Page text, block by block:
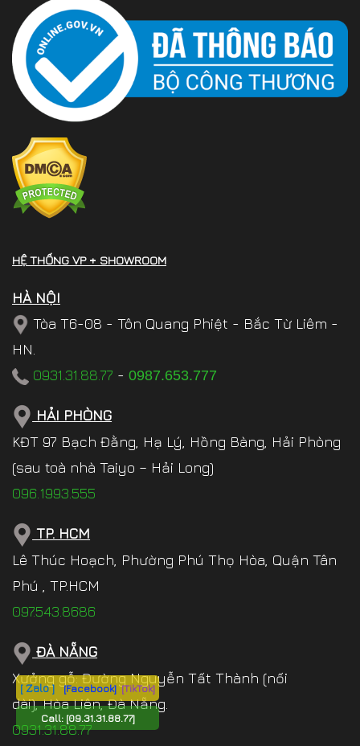
[ Zalo ] [Facebook] [TikTok]
Call: [09.31.31.88.77]
HỆ THỐNG VP + SHOWROOM
HÀ NỘI
Tòa T6-08 - Tôn Quang Phiệt - Bắc Từ Liêm -
HN.
0931.31.88.77 - 0987.653.777
HẢI PHÒNG
KĐT 97 Bạch Đằng, Hạ Lý, Hồng Bàng, Hải Phòng
(sau toà nhà Taiyo – Hải Long)
096.1993.555
TP. HCM
Lê Thúc Hoạch, Phường Phú Thọ Hòa, Quận Tân
Phú , TP.HCM
097.543.8686
ĐÀ NẴNG
Xưởng gỗ: Đường Nguyễn Tất Thành (nối
dài), Hòa Liên, Đà Nẵng.
0931.31.88.77